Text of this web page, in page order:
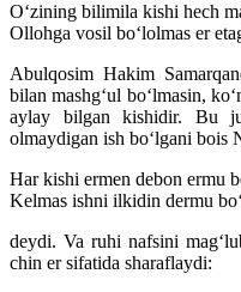
Oʻzining bilimila kishi hech
Ollohga vosil boʻlolmas er
Abulqosim Hakim
bilan mashgʻul boʻlmasin,
aylay bilgan kishidir. Bu
olmaydigan ish boʻlgani bois
Har kishi ermen debon ermu
Kelmas ishni ilkidin dermu
deydi. Va ruhi nafsini
chin er sifatida sharaflaydi: